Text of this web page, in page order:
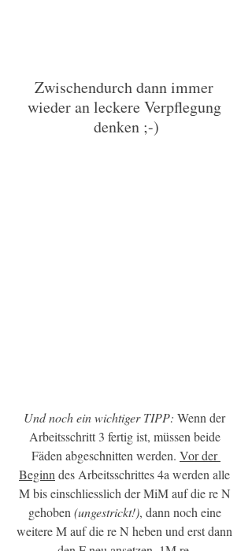
Zwischendurch dann immer
wieder an leckere Verpflegung
denken ;-)
Und noch ein wichtiger TIPP: Wenn der
Arbeitsschritt 3 fertig ist, müssen beide
Fäden abgeschnitten werden. Vor der
Beginn des Arbeitsschrittes 4a werden alle
M bis einschliesslich der MiM auf die re N
gehoben (ungestrickt!), dann noch eine
weitere M auf die re N heben und erst dann